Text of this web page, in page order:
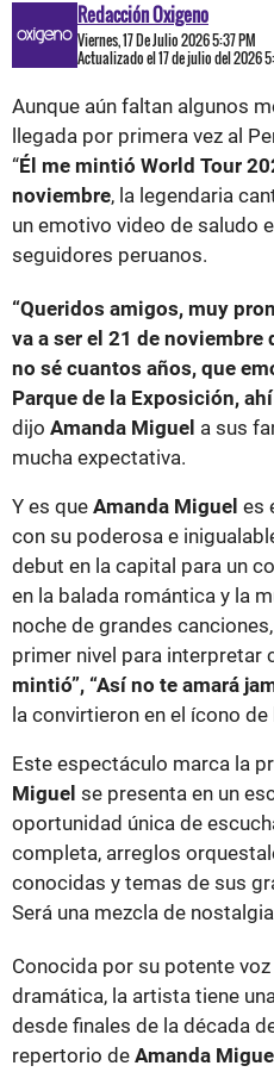
Redacción Oxigeno
Viernes, 17 De Julio 2026 5:37 PM
Actualizado el 17 de julio del 2026
Aunque aún faltan algunos
llegada por primera vez al
“Él me mintió World Tour
noviembre, la legendaria
un emotivo video de saludo
seguidores peruanos.
“Queridos amigos, muy
va a ser el 21 de noviembre
no sé cuantos años, que
Parque de la Exposición,
dijo Amanda Miguel a sus
mucha expectativa.
Y es que Amanda Miguel es
con su poderosa e
debut en la capital para un
en la balada romántica y la
noche de grandes
primer nivel para interpretar
mintió”, “Así no te amará
la convirtieron en el ícono
Este espectáculo marca la
Miguel se presenta en un
oportunidad única de
completa, arreglos
conocidas y temas de sus
Será una mezcla de
Conocida por su potente
dramática, la artista tiene
desde finales de la década
repertorio de Amanda Miguel